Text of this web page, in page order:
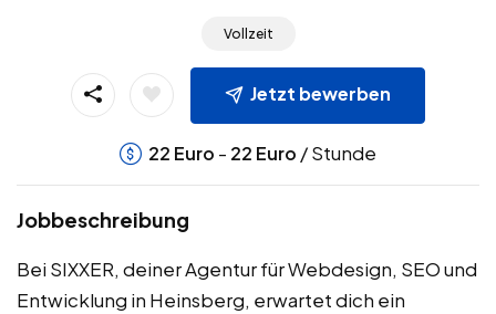
Vollzeit
Jetzt bewerben
22 Euro - 22 Euro / Stunde
Jobbeschreibung
Bei SIXXER, deiner Agentur für Webdesign, SEO und
Entwicklung in Heinsberg, erwartet dich ein